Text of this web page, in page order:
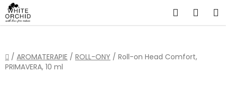
Přejít
na
obsah
Hledat
Domů
/ AROMATERAPIE / ROLL-ONY / Roll-on Head Comfort,
PRIMAVERA, 10 ml